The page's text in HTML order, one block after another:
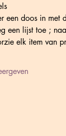
een doos in met
een lijst toe ;
elk item van